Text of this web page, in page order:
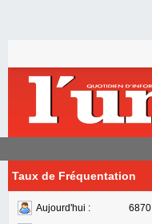
Taux de Fréquentation
Aujourd'hui :
6870